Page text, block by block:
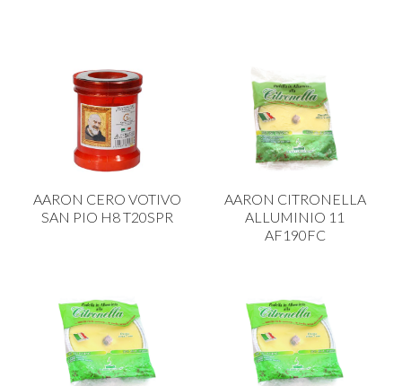
PASTICCERIA
PICCOLI ELETTRODOMESTICI
PLASTICA IN CUCINA
PORCELLANA
PULIZIA E IGIENE
TENDI E STIRA
TUTTO PER L'OLIO
UTENSILI IN CUCINA
AARON CERO VOTIVO
SAN PIO H8 T20SPR
AARON CITRONELLA
ALLUMINIO 11
AF190FC